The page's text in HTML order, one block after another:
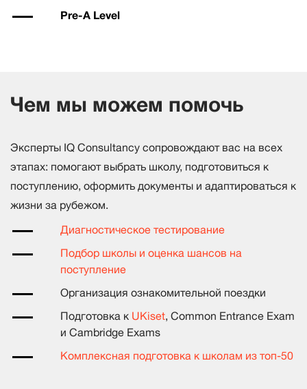
Pre-A Level
Чем мы можем помочь
Эксперты IQ Consultancy сопровождают вас на всех
этапах: помогают выбрать школу, подготовиться к
поступлению, оформить документы и адаптироваться к
жизни за рубежом.
Диагностическое тестирование
Подбор школы и оценка шансов на
поступление
Организация ознакомительной поездки
Подготовка к UKiset, Common Entrance Exam
и Cambridge Exams
Комплексная подготовка к школам из топ-50